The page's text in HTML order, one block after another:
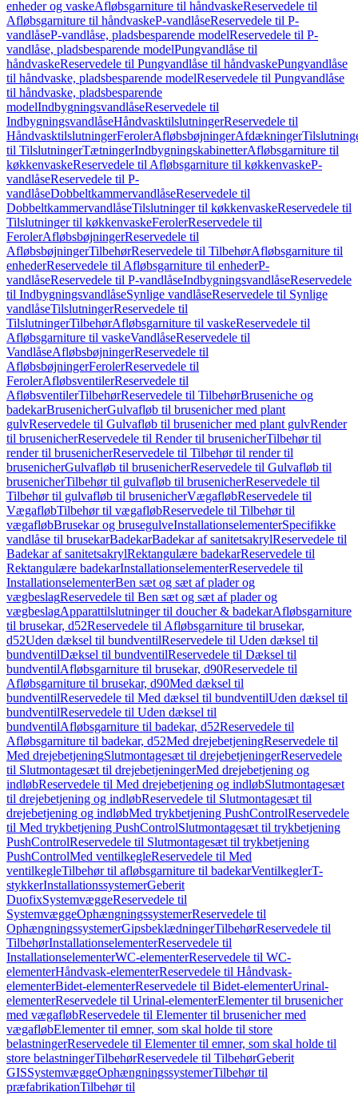
enheder og vaskeAfløbsgarniture til håndvaskeReservedele til
Afløbsgarniture til håndvaskeP-vandlåseReservedele til P-
vandlåseP-vandlåse, pladsbesparende modelReservedele til P-
vandlåse, pladsbesparende modelPungvandlåse til
håndvaskeReservedele til Pungvandlåse til håndvaskePungvandlåse
til håndvaske, pladsbesparende modelReservedele til Pungvandlåse
til håndvaske, pladsbesparende
modelIndbygningsvandlåseReservedele til
IndbygningsvandlåseHåndvasktilslutningerReservedele til
HåndvasktilslutningerFerolerAfløbsbøjningerAfdækninger
til TilslutningerTætningerIndbygningskabinetterAfløbsgarniture til
køkkenvaskeReservedele til Afløbsgarniture til køkkenvaskeP-
vandlåseReservedele til P-
vandlåseDobbeltkammervandlåseReservedele til
DobbeltkammervandlåseTilslutninger til køkkenvaskeReservedele til
Tilslutninger til køkkenvaskeFerolerReservedele til
FerolerAfløbsbøjningerReservedele til
AfløbsbøjningerTilbehørReservedele til TilbehørAfløbsgarniture til
enhederReservedele til Afløbsgarniture til enhederP-
vandlåseReservedele til P-vandlåseIndbygningsvandlåseReservedele
til IndbygningsvandlåseSynlige vandlåseReservedele til Synlige
vandlåseTilslutningerReservedele til
TilslutningerTilbehørAfløbsgarniture til vaskeReservedele til
Afløbsgarniture til vaskeVandlåseReservedele til
VandlåseAfløbsbøjningerReservedele til
AfløbsbøjningerFerolerReservedele til
FerolerAfløbsventilerReservedele til
AfløbsventilerTilbehørReservedele til TilbehørBruseniche og
badekarBrusenicherGulvafløb til brusenicher med plant
gulvReservedele til Gulvafløb til brusenicher med plant gulvRender
til brusenicherReservedele til Render til brusenicherTilbehør til
render til brusenicherReservedele til Tilbehør til render til
brusenicherGulvafløb til brusenicherReservedele til Gulvafløb til
brusenicherTilbehør til gulvafløb til brusenicherReservedele til
Tilbehør til gulvafløb til brusenicherVægafløbReservedele til
VægafløbTilbehør til vægafløbReservedele til Tilbehør til
vægafløbBrusekar og brusegulveInstallationselementerSpecifikke
vandlåse til brusekarBadekarBadekar af sanitetsakrylReservedele til
Badekar af sanitetsakrylRektangulære badekarReservedele til
Rektangulære badekarInstallationselementerReservedele til
InstallationselementerBen sæt og sæt af plader og
vægbeslagReservedele til Ben sæt og sæt af plader og
vægbeslagApparattilslutninger til doucher & badekarAfløbsgarniture
til brusekar, d52Reservedele til Afløbsgarniture til brusekar,
d52Uden dæksel til bundventilReservedele til Uden dæksel til
bundventilDæksel til bundventilReservedele til Dæksel til
bundventilAfløbsgarniture til brusekar, d90Reservedele til
Afløbsgarniture til brusekar, d90Med dæksel til
bundventilReservedele til Med dæksel til bundventilUden dæksel til
bundventilReservedele til Uden dæksel til
bundventilAfløbsgarniture til badekar, d52Reservedele til
Afløbsgarniture til badekar, d52Med drejebetjeningReservedele til
Med drejebetjeningSlutmontagesæt til drejebetjeningerReservedele
til Slutmontagesæt til drejebetjeningerMed drejebetjening og
indløbReservedele til Med drejebetjening og indløbSlutmontagesæt
til drejebetjening og indløbReservedele til Slutmontagesæt til
drejebetjening og indløbMed trykbetjening PushControlReservedele
til Med trykbetjening PushControlSlutmontagesæt til trykbetjening
PushControlReservedele til Slutmontagesæt til trykbetjening
PushControlMed ventilkegleReservedele til Med
ventilkegleTilbehør til afløbsgarniture til badekarVentilkeglerT-
stykkerInstallationssystemerGeberit
DuofixSystemvæggeReservedele til
SystemvæggeOphængningssystemerReservedele til
OphængningssystemerGipsbeklædningerTilbehørReservedele til
TilbehørInstallationselementerReservedele til
InstallationselementerWC-elementerReservedele til WC-
elementerHåndvask-elementerReservedele til Håndvask-
elementerBidet-elementerReservedele til Bidet-elementerUrinal-
elementerReservedele til Urinal-elementerElementer til brusenicher
med vægafløbReservedele til Elementer til brusenicher med
vægafløbElementer til emner, som skal holde til store
belastningerReservedele til Elementer til emner, som skal holde til
store belastningerTilbehørReservedele til TilbehørGeberit
GISSystemvæggeOphængningssystemerTilbehør til
præfabrikationTilbehør til